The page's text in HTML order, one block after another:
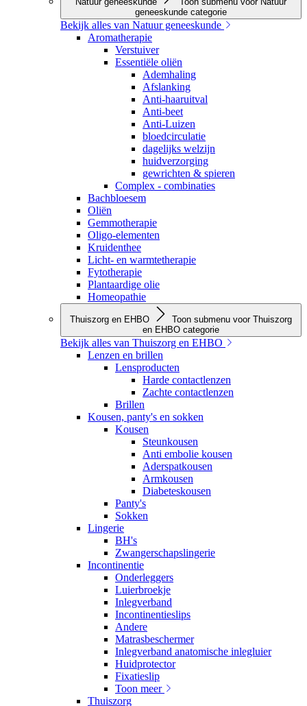
geneeskunde categorie
Bekijk alles van Natuur geneeskunde
Aromatherapie
Verstuiver
Essentiële oliën
Ademhaling
Afslanking
Anti-haaruitval
Anti-beet
Anti-Luizen
bloedcirculatie
dagelijks welzijn
huidverzorging
gewrichten & spieren
Complex - combinaties
Bachbloesem
Oliën
Gemmotherapie
Oligo-elementen
Kruidenthee
Licht- en warmtetherapie
Fytotherapie
Plantaardige olie
Homeopathie
Thuiszorg en EHBO
Toon submenu voor Thuiszorg
en EHBO categorie
Bekijk alles van Thuiszorg en EHBO
Lenzen en brillen
Lensproducten
Harde contactlenzen
Zachte contactlenzen
Brillen
Kousen, panty's en sokken
Kousen
Steunkousen
Anti embolie kousen
Aderspatkousen
Armkousen
Diabeteskousen
Panty's
Sokken
Lingerie
BH's
Zwangerschapslingerie
Incontinentie
Onderleggers
Luierbroekje
Inlegverband
Incontinentieslips
Andere
Matrasbeschermer
Inlegverband anatomische inlegluier
Huidprotector
Fixatieslip
Toon meer
Thuiszorg